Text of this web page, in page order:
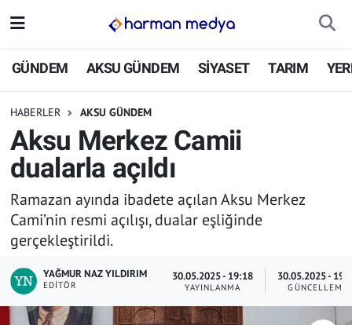
GÜNDEM AKSU GÜNDEM SİYASET TARIM
HABERLER AKSU GÜNDEM
Aksu Merkez Camii
dualarla açıldı
Ramazan ayında ibadete açılan Aksu Merkez
Cami’nin resmi açılışı, dualar eşliğinde
gerçekleştirildi.
YAĞMUR NAZ YILDIRIM
EDITÖR
30.05.2025 - 19:18
YAYINLANMA
30.05.2025 -
GÜNCELLEME
GÜNDEM
SİYASET
TARIM
YEREL YÖNETİMLER
İstanbul Nöbetçi Eczaneler
İstanbul Trafik Yoğunluk Haritası
Süper Lig Puan Durumu ve Fikstür
Tüm Manşetler